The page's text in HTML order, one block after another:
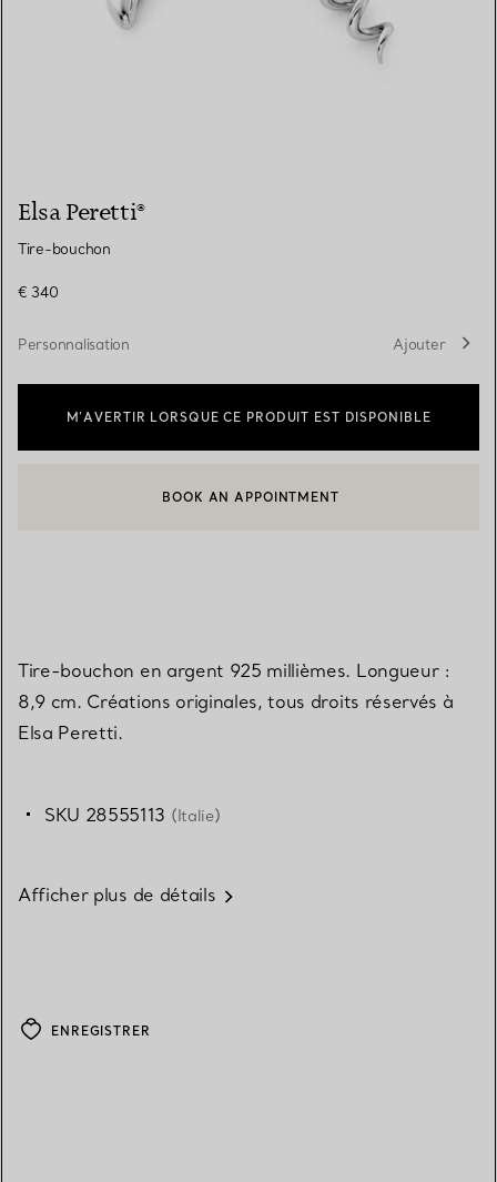
Elsa Peretti®
Tire-bouchon
€ 340
Personnalisation Ajouter
M’AVERTIR LORSQUE CE PRODUIT EST DISPONIBLE
CONTACTER UN CONSEILLER CLIENT OU PRENDRE RENDEZ-
BOOK AN APPOINTMENT
Tire-bouchon en argent 925 millièmes. Longueur :
8,9 cm. Créations originales, tous droits réservés à
Elsa Peretti.
SKU 28555113 (Italie)
Afficher plus de détails
ENREGISTRER